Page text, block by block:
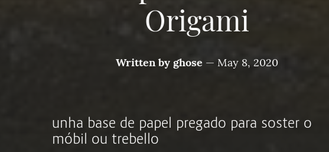
Origami
Written byghose — May 8, 2020
unha base de papel pregado para soster o
móbil ou trebello